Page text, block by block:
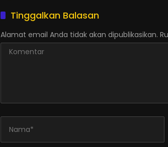
Tinggalkan Balasan
Alamat email Anda tidak akan dipublikasikan.